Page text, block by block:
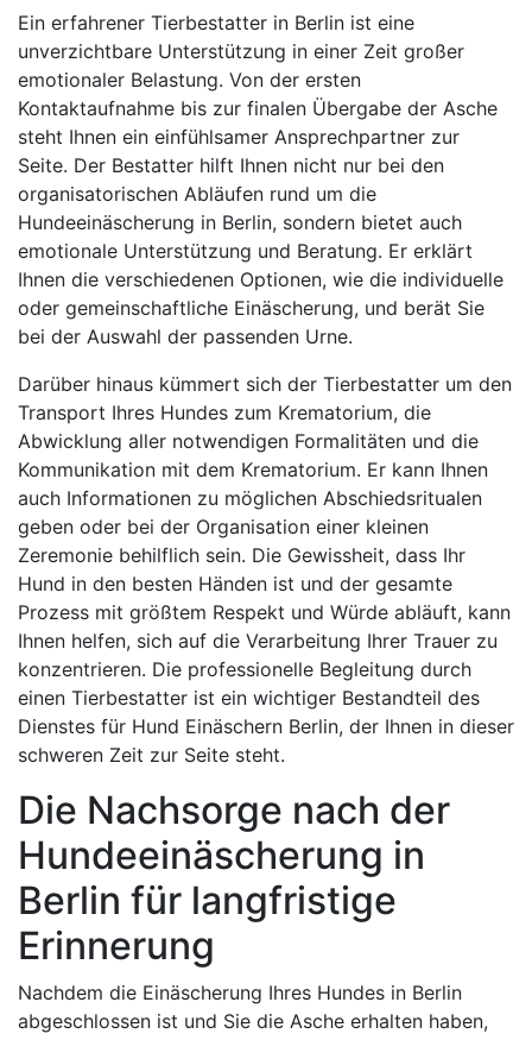
Ein erfahrener Tierbestatter in Berlin ist eine
unverzichtbare Unterstützung in einer Zeit großer
emotionaler Belastung. Von der ersten
Kontaktaufnahme bis zur finalen Übergabe der Asche
steht Ihnen ein einfühlsamer Ansprechpartner zur
Seite. Der Bestatter hilft Ihnen nicht nur bei den
organisatorischen Abläufen rund um die
Hundeeinäscherung in Berlin, sondern bietet auch
emotionale Unterstützung und Beratung. Er erklärt
Ihnen die verschiedenen Optionen, wie die individuelle
oder gemeinschaftliche Einäscherung, und berät Sie
bei der Auswahl der passenden Urne.
Darüber hinaus kümmert sich der Tierbestatter um den
Transport Ihres Hundes zum Krematorium, die
Abwicklung aller notwendigen Formalitäten und die
Kommunikation mit dem Krematorium. Er kann Ihnen
auch Informationen zu möglichen Abschiedsritualen
geben oder bei der Organisation einer kleinen
Zeremonie behilflich sein. Die Gewissheit, dass Ihr
Hund in den besten Händen ist und der gesamte
Prozess mit größtem Respekt und Würde abläuft, kann
Ihnen helfen, sich auf die Verarbeitung Ihrer Trauer zu
konzentrieren. Die professionelle Begleitung durch
einen Tierbestatter ist ein wichtiger Bestandteil des
Dienstes für Hund Einäschern Berlin, der Ihnen in dieser
schweren Zeit zur Seite steht.
Die Nachsorge nach der
Hundeeinäscherung in
Berlin für langfristige
Erinnerung
Nachdem die Einäscherung Ihres Hundes in Berlin
abgeschlossen ist und Sie die Asche erhalten haben,